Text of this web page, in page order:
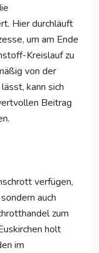
Hier durchläuft
um am Ende
Kreislauf zu
von der
kann sich
Beitrag
verfügen,
auch
zum
holt
im